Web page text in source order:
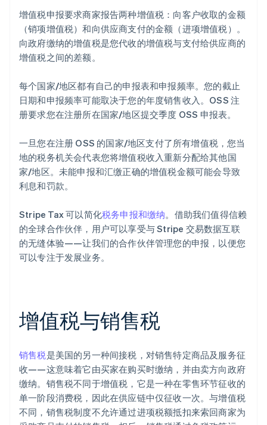
增值税申报要求商家报告两种增值税：向客户收取的金额
（销项增值税）和向供应商支付的金额（进项增值税）。
向政府缴纳的增值税是您代收的增值税与支付给供应商的
增值税之间的差额。
每个国家/地区都有自己的申报表和申报频率。您的截止
日期和申报频率可能取决于您的年度销售收入。OSS 注
册要求您在注册所在国家/地区提交季度 OSS 申报表。
一旦您在注册 OSS 的国家/地区支付了所有增值税，您当
地的税务机关会代表您将增值税收入重新分配给其他国
家/地区。未能申报和汇缴正确的增值税金额可能会导致
利息和罚款。
Stripe Tax 可以简化税务申报和缴纳。借助我们值得信赖
的全球合作伙伴，用户可以享受与 Stripe 交易数据互联
的无缝体验——让我们的合作伙伴管理您的申报，以便您
可以专注于发展业务。
增值税与销售税
销售税是美国的另一种间接税，对销售特定商品及服务征
收——这意味着它由买家在购买时缴纳，并由卖方向政府
缴纳。销售税不同于增值税，它是一种在零售环节征收的
单一阶段消费税，因此在供应链中仅征收一次。与增值税
不同，销售税制度不允许通过进项税额抵扣来索回商家为